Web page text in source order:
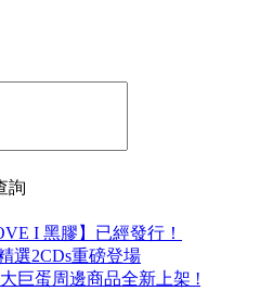
詢
I 黑膠】已經發行！
選2CDs重磅登場
巨蛋周邊商品全新上架 !